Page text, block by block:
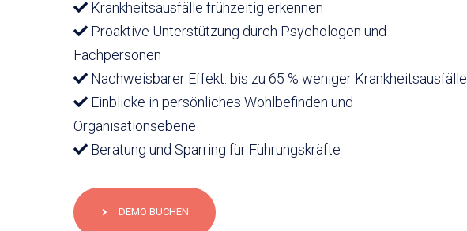
Krankheitsausfälle frühzeitig erkennen
Proaktive Unterstützung durch Psychologen und
Fachpersonen
Nachweisbarer Effekt: bis zu 65 % weniger Krankheitsausfälle
Einblicke in persönliches Wohlbefinden und
Organisationsebene
Beratung und Sparring für Führungskräfte
DEMO BUCHEN